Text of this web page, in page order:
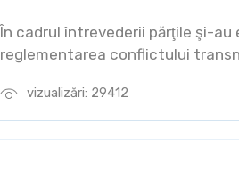
vizualizări: 29412
În cadrul întrevederii părţile şi-au
reglementarea conflictului